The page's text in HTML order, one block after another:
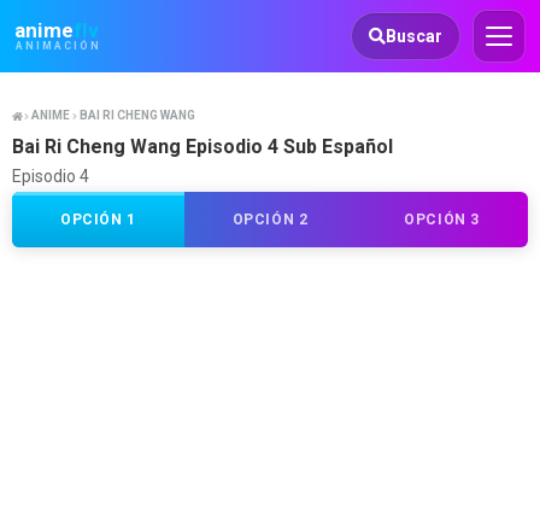
animeflv
ANIMACIÓN
Animeflv Buscar
ANIME BAI RI CHENG WANG
Bai Ri Cheng Wang Episodio 4 Sub Español
Episodio 4
OPCIÓN 1 OPCIÓN 2 OPCIÓN 3